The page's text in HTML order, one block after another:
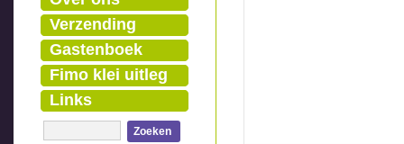
Verzending
Gastenboek
Fimo klei uitleg
Links
Zoeken